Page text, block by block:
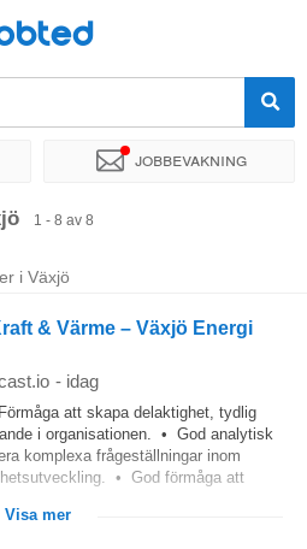
Jobbevakning
Företag
1 - 8 av 8
i Växjö
& Värme – Växjö Energi
- idag
att skapa delaktighet, tydlig
i organisationen. • God analytisk
komplexa frågeställningar inom
• God förmåga att
Visa mer